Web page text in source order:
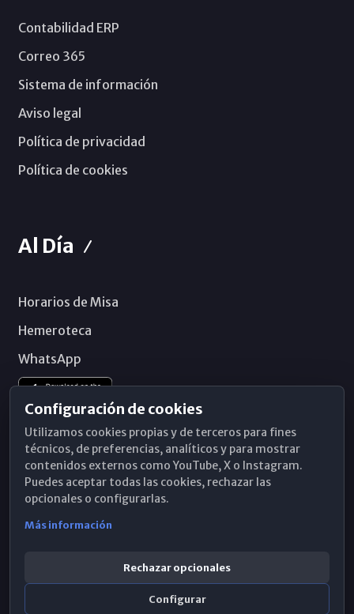
Contabilidad ERP
Correo 365
Sistema de información
Aviso legal
Política de privacidad
Política de cookies
Al Día
Horarios de Misa
Hemeroteca
WhatsApp
Configuración de cookies
Utilizamos cookies propias y de terceros para fines
técnicos, de preferencias, analíticos y para mostrar
contenidos externos como YouTube, X o Instagram.
Puedes aceptar todas las cookies, rechazar las
opcionales o configurarlas.
Más información
Rechazar opcionales
Configurar